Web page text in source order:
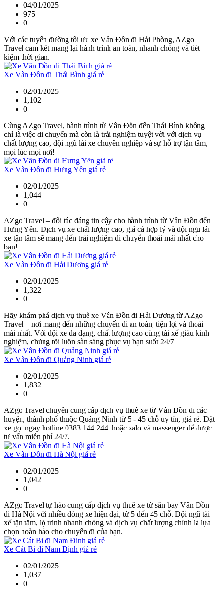
04/01/2025
975
0
Với các tuyến đường tối ưu xe Vân Đồn đi Hải Phòng, AZgo
Travel cam kết mang lại hành trình an toàn, nhanh chóng và tiết
kiệm thời gian.
Xe Vân Đồn đi Thái Bình giá rẻ
02/01/2025
1,102
0
Cùng AZgo Travel, hành trình từ Vân Đồn đến Thái Bình không
chỉ là việc di chuyển mà còn là trải nghiệm tuyệt vời với dịch vụ
chất lượng cao, đội ngũ lái xe chuyên nghiệp và sự hỗ trợ tận tâm,
mọi lúc mọi nơi!
Xe Vân Đồn đi Hưng Yên giá rẻ
02/01/2025
1,044
0
AZgo Travel – đối tác đáng tin cậy cho hành trình từ Vân Đồn đến
Hưng Yên. Dịch vụ xe chất lượng cao, giá cả hợp lý và đội ngũ lái
xe tận tâm sẽ mang đến trải nghiệm di chuyển thoải mái nhất cho
bạn!
Xe Vân Đồn đi Hải Dương giá rẻ
02/01/2025
1,322
0
Hãy khám phá dịch vụ thuê xe Vân Đồn đi Hải Dương từ AZgo
Travel – nơi mang đến những chuyến đi an toàn, tiện lợi và thoải
mái nhất. Với đội xe đa dạng, chất lượng cao cùng tài xế giàu kinh
nghiệm, chúng tôi luôn sẵn sàng phục vụ bạn suốt 24/7.
Xe Vân Đồn đi Quảng Ninh giá rẻ
02/01/2025
1,832
0
AZgo Travel chuyên cung cấp dịch vụ thuê xe từ Vân Đồn đi các
huyện, thành phố thuộc Quảng Ninh từ 5 - 45 chỗ uy tín, giá rẻ. Đặt
xe gọi ngay hotline 0383.144.244, hoặc zalo và massenger để được
tư vấn miễn phí 24/7.
Xe Vân Đồn đi Hà Nội giá rẻ
02/01/2025
1,042
0
AZgo Travel tự hào cung cấp dịch vụ thuê xe từ sân bay Vân Đồn
đi Hà Nội với nhiều dòng xe hiện đại, từ 5 đến 45 chỗ. Đội ngũ tài
xế tận tâm, lộ trình nhanh chóng và dịch vụ chất lượng chính là lựa
chọn hoàn hảo cho chuyến đi của bạn.
Xe Cát Bi đi Nam Định giá rẻ
02/01/2025
1,037
0